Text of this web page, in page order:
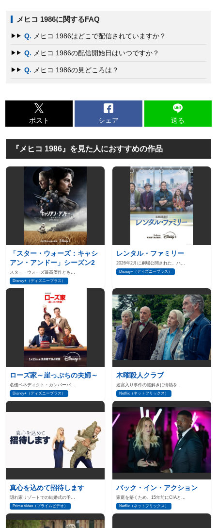
メヒコ 1986に関するFAQ
Q. メヒコ 1986はどこで配信されていますか？
Q. メヒコ 1986の配信開始日はいつですか？
Q. メヒコ 1986の見どころは？
ポスト シェア 送る
『メヒコ 1986』を見た人におすすめの作品
「スター・ウォーズ：キャシ
アン・アンドー」シーズン2
スター・ウォーズ最高傑作とも…
Disney+（ディズニープラス）
レンタル・ファミリー
2026年2月に劇場公開された、ハ…
Disney+（ディズニープラス）
ローズ家～崖っぷちの夫婦～
名優ベネディクト・カンバーバ…
Disney+（ディズニープラス）
木曜殺人クラブ
迷宮入り事件の謎解きに情熱を…
Netflix（ネットフリックス）
真心を込めて招待します
隠れ家リゾートでの結婚式の予…
Prime Video（プライムビデオ）
バック・イン・アクション
家庭を築くため、15年前にCIAと…
Netflix（ネットフリックス）